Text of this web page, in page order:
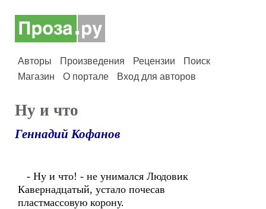
Авторы Произведения Рецензии
Поиск
Магазин
О портале Вход для авторов
Ну и что
Геннадий Кофанов
- Ну и что! - не унимался Людовик
Кавернадцатый, устало почесав
пластмассовую корону.